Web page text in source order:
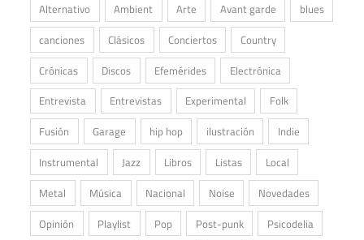
Alternativo Ambient Arte Avant garde
blues
canciones
Clásicos Conciertos
Country
Crónicas
Discos Efemérides
Electrónica
Entrevista
Entrevistas Experimental
Folk
Fusión
Garage hip hop ilustración
Indie
Instrumental
Jazz Libros Listas
Local
Metal
Música Nacional Noise
Novedades
Opinión
Playlist Pop Post-punk
Psicodelia